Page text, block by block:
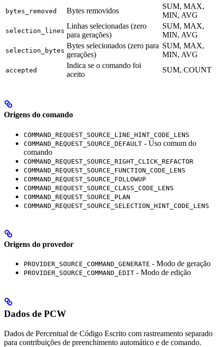
bytes_removed Bytes removidos
SUM, MAX,
MIN, AVG
selection_lines
Linhas selecionadas (zero
para gerações)
SUM, MAX,
MIN, AVG
selection_bytes
Bytes selecionados (zero para
gerações)
SUM, MAX,
MIN, AVG
accepted
Indica se o comando foi
aceito
SUM, COUNT
Origens do comando
COMMAND_REQUEST_SOURCE_LINE_HINT_CODE_LENS
COMMAND_REQUEST_SOURCE_DEFAULT - Uso comum do
comando
COMMAND_REQUEST_SOURCE_RIGHT_CLICK_REFACTOR
COMMAND_REQUEST_SOURCE_FUNCTION_CODE_LENS
COMMAND_REQUEST_SOURCE_FOLLOWUP
COMMAND_REQUEST_SOURCE_CLASS_CODE_LENS
COMMAND_REQUEST_SOURCE_PLAN
COMMAND_REQUEST_SOURCE_SELECTION_HINT_CODE_LENS
Origens do provedor
PROVIDER_SOURCE_COMMAND_GENERATE - Modo de geração
PROVIDER_SOURCE_COMMAND_EDIT - Modo de edição
Dados de PCW
Dados de Percentual de Código Escrito com rastreamento separado
para contribuições de preenchimento automático e de comando.